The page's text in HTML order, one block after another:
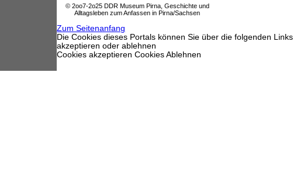
© 2oo7-2o25 DDR Museum Pirna, Geschichte und
Alltagsleben zum Anfassen in Pirna/Sachsen
Zum Seitenanfang
Die Cookies dieses Portals können Sie über die folgenden Links
akzeptieren oder ablehnen
Cookies akzeptieren Cookies Ablehnen